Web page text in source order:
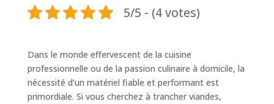
5/5 - (4 votes)
Dans le monde effervescent de la cuisine
professionnelle ou de la passion culinaire à domicile, la
nécessité d’un matériel fiable et performant est
primordiale. Si vous cherchez à trancher viandes,